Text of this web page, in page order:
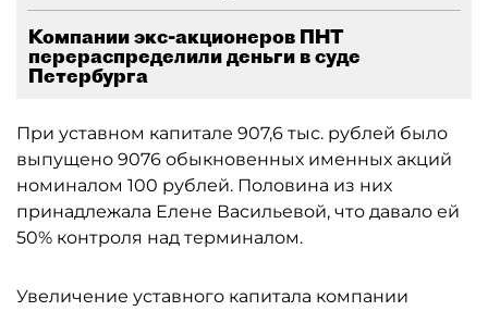
Компании экс-акционеров ПНТ
перераспределили деньги в суде
Петербурга
При уставном капитале 907,6 тыс. рублей было
выпущено 9076 обыкновенных именных акций
номиналом 100 рублей. Половина из них
принадлежала Елене Васильевой, что давало ей
50% контроля над терминалом.
Увеличение уставного капитала компании